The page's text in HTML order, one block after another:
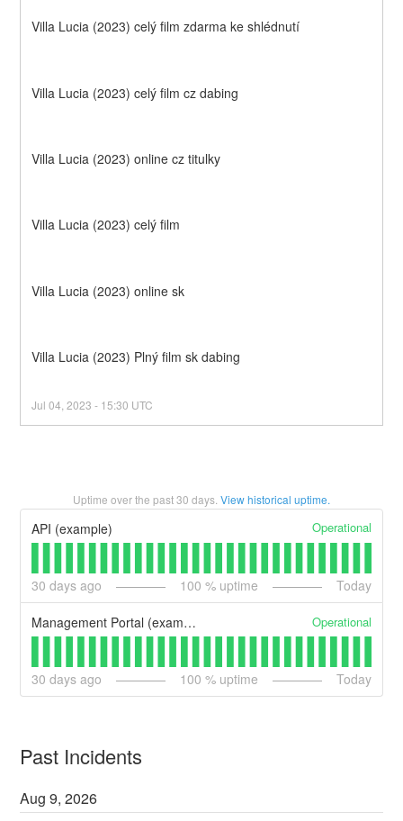
Villa Lucia (2023) celý film zdarma ke shlédnutí
Villa Lucia (2023) celý film cz dabing
Villa Lucia (2023) online cz titulky
Villa Lucia (2023) celý film
Villa Lucia (2023) online sk
Villa Lucia (2023) Plný film sk dabing
Jul04 ,2023 - 15:30 UTC
Uptime over the past30 days. View historical uptime.
API (example) Operational
30 days ago 100 % uptime Today
Management Portal (example) Operational
30 days ago 100 % uptime Today
Past Incidents
Aug9,2026